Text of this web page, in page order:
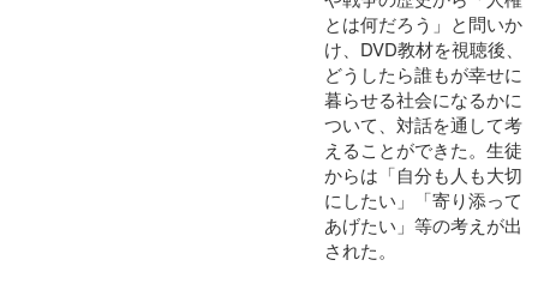
とは何だろう」と問いか
け、DVD教材を視聴後、
どうしたら誰もが幸せに
暮らせる社会になるかに
ついて、対話を通して考
えることができた。生徒
からは「自分も人も大切
にしたい」「寄り添って
あげたい」等の考えが出
された。